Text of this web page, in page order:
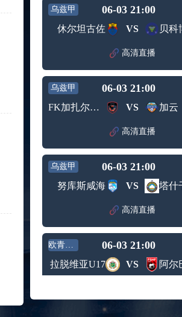
月12日
大师赛
男单第2
轮
萨卡里vs加里宁娜 全场录像回放
标签： 2024年5
WTA罗
马大师
赛女单
第3轮
吉隆vs卢布列夫 全场录像回放
月12日
ATP罗马
大师赛
轮
兹维列夫vs达德尔里 全场录像回放
标签： 2024年5
月13日
ATP罗马
大师赛
男单第3
轮
阿纳尔迪vs贾里 全场录像回放
ATP罗马
大师赛
男单第2
轮
标签： 2024年5
月12日
WTA罗
马大师
赛女单
第3轮
托尔莫vs奥斯塔彭科 全场录像回放
标签： 2024年5
WTA罗
赛女单
斯诺克元老斯诺克世锦赛半决赛 伊戈尔-费格雷多vs德拉戈 全场录像回放
标签：
月12日
元老斯
诺克世
锦赛半
决赛
穆纳尔vs诺里 全场录像回放
月12日
ATP罗马
大师赛
男单第2
MSI季中冠军赛胜者组 BLG vs T1 全场录像回放
月12日
冠军赛
KPL春季赛季后赛败者组决赛 重庆狼队 vs 苏州KSG 全场录像回放
乌兹甲 06-03 21:00
休尔坦古佐 VS
高清直播
乌兹甲 06-03 21:00
FK加扎尔肯特 VS 加云
高清直播
乌兹甲 06-03 21:00
努库斯咸海 VS
高清直播
欧青U17 06-03 21:00
拉脱维亚U17 VS